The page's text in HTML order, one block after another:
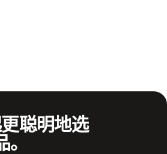
聪明地选
。